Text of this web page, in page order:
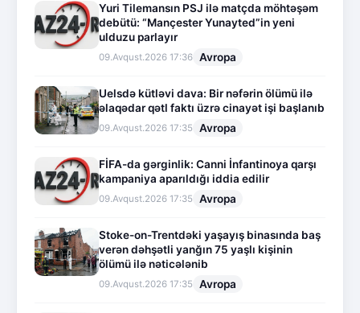
Yuri Tilemansın PSJ ilə matçda möhtəşəm
debütü: “Mançester Yunayted”in yeni
ulduzu parlayır
09.Avqust.2026 17:36 Avropa
Uelsdə kütləvi dava: Bir nəfərin ölümü ilə
əlaqədar qətl faktı üzrə cinayət işi başlanıb
09.Avqust.2026 17:35 Avropa
FİFA-da gərginlik: Canni İnfantinoya qarşı
kampaniya aparıldığı iddia edilir
09.Avqust.2026 17:35 Avropa
Stoke-on-Trentdəki yaşayış binasında baş
verən dəhşətli yanğın 75 yaşlı kişinin
ölümü ilə nəticələnib
09.Avqust.2026 17:35 Avropa